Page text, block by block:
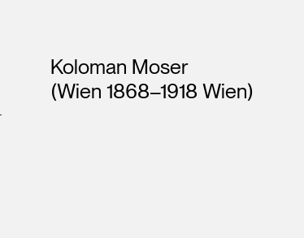
Künstler*innen
Koloman Moser
(Wien 1868–1918 Wien)